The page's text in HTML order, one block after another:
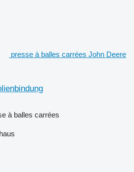
presse à balles carrées John Deere
à balles carrées